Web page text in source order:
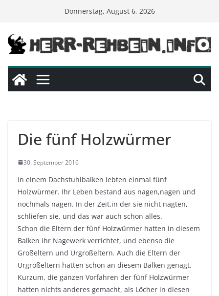
content
Donnerstag, August 6, 2026
Die fünf Holzwürmer
30. September 2016
In einem Dachstuhlbalken lebten einmal fünf
Holzwürmer. Ihr Leben bestand aus nagen,nagen und
nochmals nagen. In der Zeit,in der sie nicht nagten,
schliefen sie, und das war auch schon alles.
Schon die Eltern der fünf Holzwürmer hatten in diesem
Balken ihr Nagewerk verrichtet, und ebenso die
Großeltern und Urgroßeltern. Auch die Eltern der
Urgroßeltern hatten schon an diesem Balken genagt.
Kurzum, die ganzen Vorfahren der fünf Holzwürmer
hatten nichts anderes gemacht, als Löcher in diesen